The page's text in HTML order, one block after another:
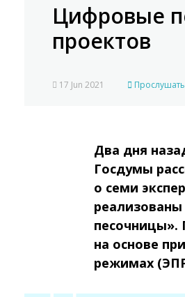
Цифровые
проектов
17 Jun 2021 Прослушать
Два дня
Госдумы
о семи
песочницы».
на основе
режимах